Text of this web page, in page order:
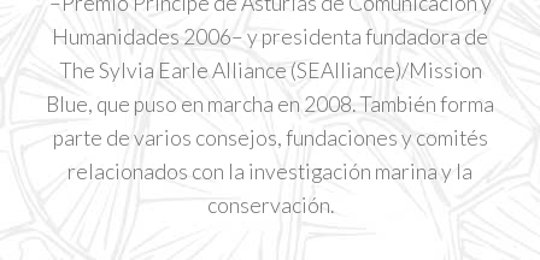
Humanidades 2006– y presidenta fundadora de
The Sylvia Earle Alliance (SEAlliance)/Mission
Blue, que puso en marcha en 2008. También forma
parte de varios consejos, fundaciones y comités
relacionados con la investigación marina y la
conservación.